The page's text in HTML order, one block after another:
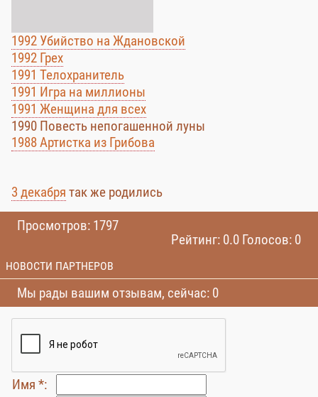
1992 Убийство на Ждановской
1992 Грех
1991 Телохранитель
1991 Игра на миллионы
1991 Женщина для всех
1990 Повесть непогашенной луны
1988 Артистка из Грибова
3 декабря так же родились
Просмотров: 1797
Рейтинг: 0.0 Голосов: 0
НОВОСТИ ПАРТНЕРОВ
Мы рады вашим отзывам, сейчас: 0
Имя *: